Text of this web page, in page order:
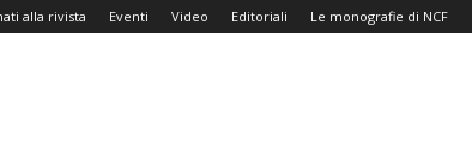
alla rivista Eventi Video Editoriali Le monografie di NCF